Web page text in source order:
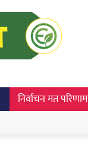
निर्वाचन मत परिणाम